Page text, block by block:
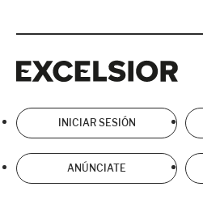
INICIAR SESIÓN
ANÚNCIATE